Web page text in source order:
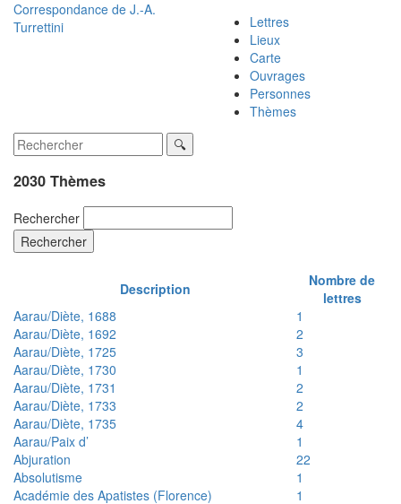
Correspondance de J.-A.
Turrettini
Lettres
Lieux
Carte
Ouvrages
Personnes
Thèmes
2030 Thèmes
Rechercher
Rechercher
Description
Nombre de
lettres
Aarau/Diète, 1688
1
Aarau/Diète, 1692
2
Aarau/Diète, 1725
3
Aarau/Diète, 1730
1
Aarau/Diète, 1731
2
Aarau/Diète, 1733
2
Aarau/Diète, 1735
4
Aarau/Paix d’
1
Abjuration
22
Absolutisme
1
Académie des Apatistes (Florence)
1